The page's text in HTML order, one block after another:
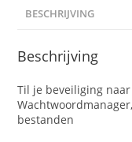
BESCHRIJVING
Beschrijving
Til je beveiliging
bestanden